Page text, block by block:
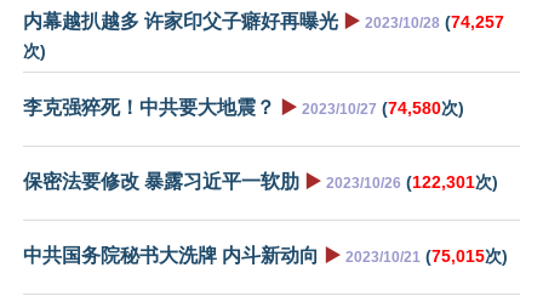
内幕越扒越多 许家印父子癖好再曝光 ▶️ 2023/10/28 (74,257
次)
李克强猝死！中共要大地震？ ▶️ 2023/10/27 (74,580次)
保密法要修改 暴露习近平一软肋 ▶️ 2023/10/26 (122,301次)
中共国务院秘书大洗牌 内斗新动向 ▶️ 2023/10/21 (75,015次)